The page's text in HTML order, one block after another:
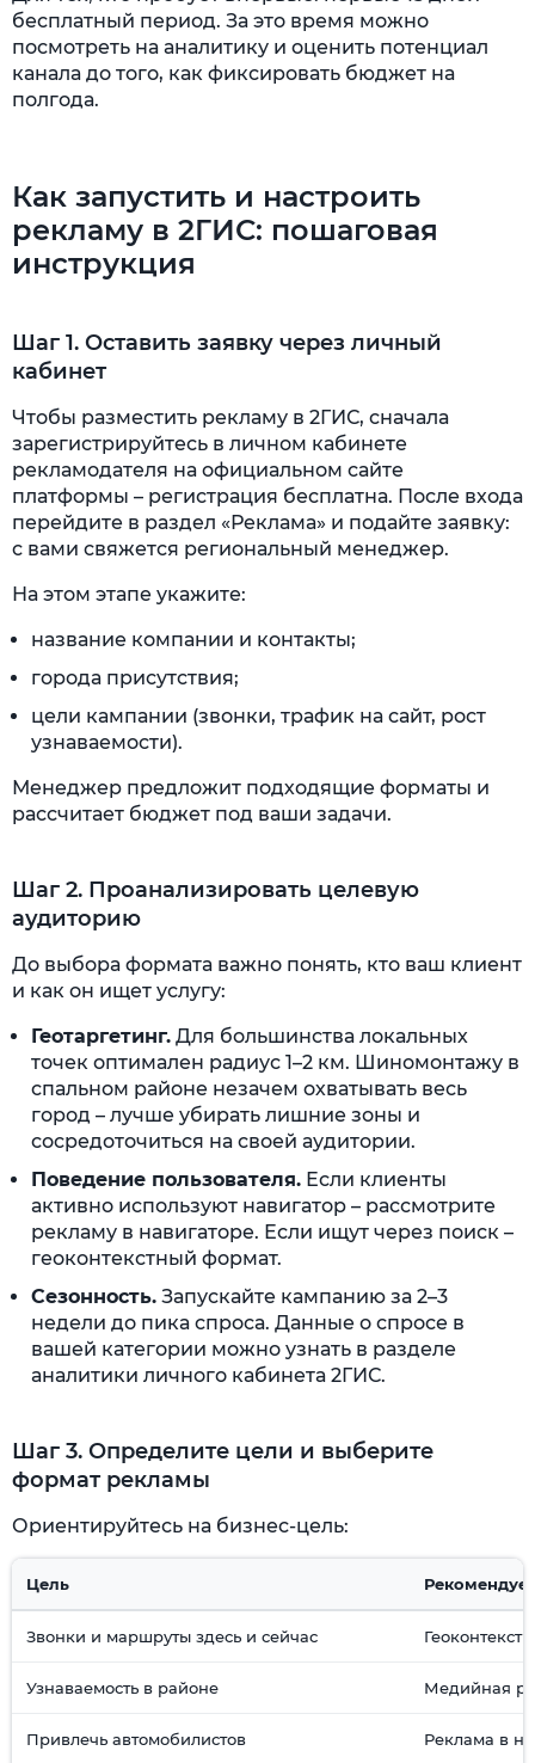
бесплатный период. За это время можно
посмотреть на аналитику и оценить потенциал
канала до того, как фиксировать бюджет на
полгода.
Как запустить и настроить
рекламу в 2ГИС: пошаговая
инструкция
Шаг 1. Оставить заявку через личный
кабинет
Чтобы разместить рекламу в 2ГИС, сначала
зарегистрируйтесь в личном кабинете
рекламодателя на официальном сайте
платформы – регистрация бесплатна. После входа
перейдите в раздел «Реклама» и подайте заявку:
с вами свяжется региональный менеджер.
На этом этапе укажите:
название компании и контакты;
города присутствия;
цели кампании (звонки, трафик на сайт, рост
узнаваемости).
Менеджер предложит подходящие форматы и
рассчитает бюджет под ваши задачи.
Шаг 2. Проанализировать целевую
аудиторию
До выбора формата важно понять, кто ваш клиент
и как он ищет услугу:
Геотаргетинг. Для большинства локальных
точек оптимален радиус 1–2 км. Шиномонтажу в
спальном районе незачем охватывать весь
город – лучше убирать лишние зоны и
сосредоточиться на своей аудитории.
Поведение пользователя. Если клиенты
активно используют навигатор – рассмотрите
рекламу в навигаторе. Если ищут через поиск –
геоконтекстный формат.
Сезонность. Запускайте кампанию за 2–3
недели до пика спроса. Данные о спросе в
вашей категории можно узнать в разделе
аналитики личного кабинета 2ГИС.
Шаг 3. Определите цели и выберите
формат рекламы
Ориентируйтесь на бизнес-цель:
Цель
Звонки и маршруты здесь и сейчас
Узнаваемость в районе Медийная
Привлечь автомобилистов Реклама в